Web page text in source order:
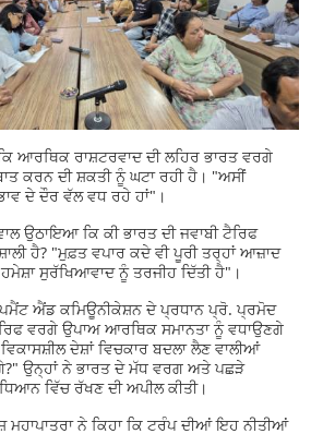
ਆਰਥਿਕ ਰਾਸ਼ਟਰਵਾਦ ਦੀ ਲਹਿਰ ਭਾਰਤ ਵਰਗੇ
ਕਰਨ ਦੀ ਸ਼ਕਤੀ ਨੂੰ ਘਟਾ ਰਹੀ ਹੈ। "ਅਸੀਂ
ਦੇ ਦੌਰ ਵੱਲ ਵਧ ਰਹੇ ਹਾਂ"।
ਉਠਾਇਆ ਕਿ ਕੀ ਭਾਰਤ ਦੀ ਜਵਾਬੀ ਟੈਰਿਫ
ਹੈ? "ਮੁਫ਼ਤ ਵਪਾਰ ਕਦੇ ਵੀ ਪੂਰੀ ਤਰ੍ਹਾਂ ਆਜ਼ਾਦ
ਸੁਰੱਖਿਆਵਾਦ ਨੂੰ ਤਰਜੀਹ ਦਿੱਤੀ ਹੈ"।
ਐਂਡ ਕਮਿਊਨੀਕੇਸ਼ਨ ਦੇ ਪ੍ਰਧਾਨ ਪ੍ਰੋ. ਪ੍ਰਮੋਦ
ਵਰਗੇ ਉਪਾਅ ਆਰਥਿਕ ਸਮਾਨਤਾ ਨੂੰ ਵਧਾਉਣਗੇ
ਦੇਸ਼ਾਂ ਵਿਚਕਾਰ ਬਦਲਾ ਲੈਣ ਵਾਲੀਆਂ
ਉਨ੍ਹਾਂ ਨੇ ਭਾਰਤ ਦੇ ਮੱਧ ਵਰਗ ਅਤੇ ਪਛੜੇ
ਵਿੱਚ ਰੱਖਣ ਦੀ ਅਪੀਲ ਕੀਤੀ।
ਮਹਾਪਾਤਰਾ ਨੇ ਕਿਹਾ ਕਿ ਟਰੰਪ ਦੀਆਂ ਇਹ ਨੀਤੀਆਂ